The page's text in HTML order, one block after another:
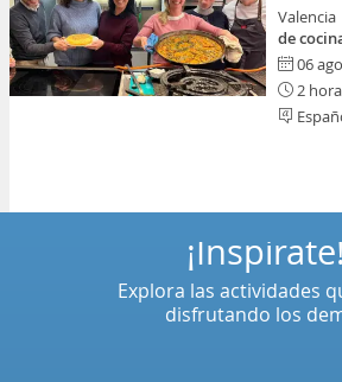
Valencia
de
06
2
¡Inspírate!
Explora las actividades
disfrutando los